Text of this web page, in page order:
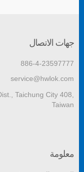
جهات الاتصال
886-4-23597777
service@hwlok.com
Taichung City 408,
Taiwan
معلومة